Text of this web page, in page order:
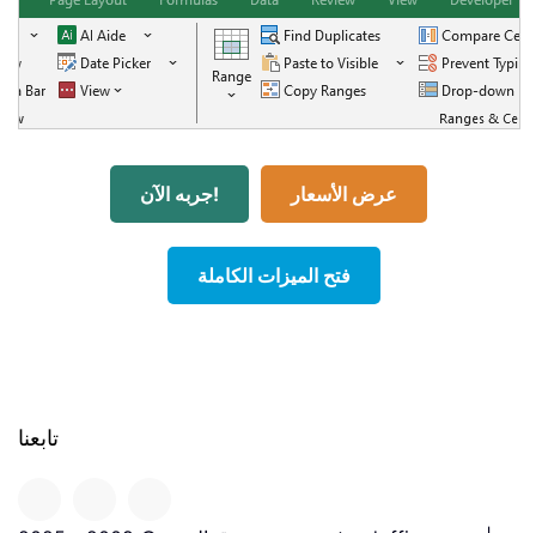
جربه الآن! عرض الأسعار
فتح الميزات الكاملة
تابعنا